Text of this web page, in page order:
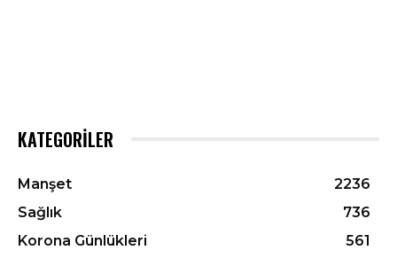
KATEGORILER
Manşet
2236
Sağlık
736
Korona Günlükleri
561